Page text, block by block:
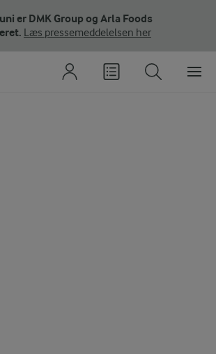
er DMK Group og Arla Foods
Læs pressemeddelelsen her